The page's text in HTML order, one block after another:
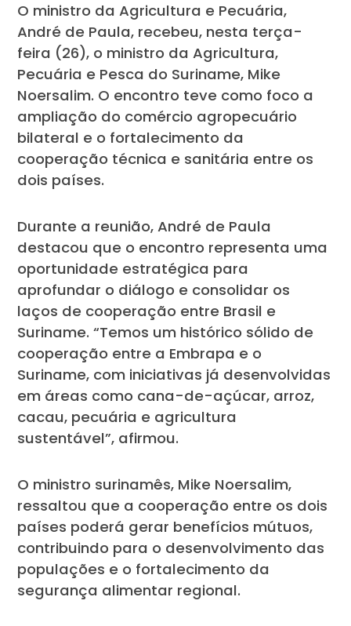
O ministro da Agricultura e Pecuária,
André de Paula, recebeu, nesta terça-
feira (26), o ministro da Agricultura,
Pecuária e Pesca do Suriname, Mike
Noersalim. O encontro teve como foco a
ampliação do comércio agropecuário
bilateral e o fortalecimento da
cooperação técnica e sanitária entre os
dois países.
Durante a reunião, André de Paula
destacou que o encontro representa uma
oportunidade estratégica para
aprofundar o diálogo e consolidar os
laços de cooperação entre Brasil e
Suriname. “Temos um histórico sólido de
cooperação entre a Embrapa e o
Suriname, com iniciativas já desenvolvidas
em áreas como cana-de-açúcar, arroz,
cacau, pecuária e agricultura
sustentável”, afirmou.
O ministro surinamês, Mike Noersalim,
ressaltou que a cooperação entre os dois
países poderá gerar benefícios mútuos,
contribuindo para o desenvolvimento das
populações e o fortalecimento da
segurança alimentar regional.